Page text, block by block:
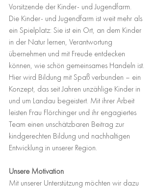
Vorsitzende der Kinder- und Jugendfarm.
Die Kinder- und Jugendfarm ist weit mehr als
ein Spielplatz: Sie ist ein Ort, an dem Kinder
in der Natur lernen, Verantwortung
übernehmen und mit Freude entdecken
können, wie schön gemeinsames Handeln ist.
Hier wird Bildung mit Spaß verbunden – ein
Konzept, das seit Jahren unzählige Kinder in
und um Landau begeistert. Mit ihrer Arbeit
leisten Frau Flörchinger und ihr engagiertes
Team einen unschätzbaren Beitrag zur
kindgerechten Bildung und nachhaltigen
Entwicklung in unserer Region.
Unsere Motivation
Mit unserer Unterstützung möchten wir dazu